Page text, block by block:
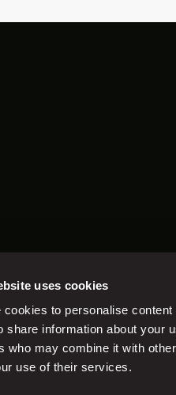
uses cookies
cookies to personalise
share information about your
who may combine it with
use of their services.